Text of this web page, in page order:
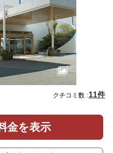
クチコミ数 :11件
金を表示